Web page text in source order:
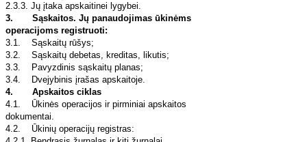
2.3.3. Jų įtaka apskaitinei lygybei.
3.
Sąskaitos. Jų panaudojimas ūkinėms
operacijoms registruoti:
3.1. Sąskaitų rūšys;
3.2. Sąskaitų debetas, kreditas, likutis;
3.3. Pavyzdinis sąskaitų planas;
3.4. Dvejybinis įrašas apskaitoje.
4. Apskaitos ciklas
4.1. Ūkinės operacijos ir pirminiai apskaitos
dokumentai.
4.2. Ūkinių operacijų registras: